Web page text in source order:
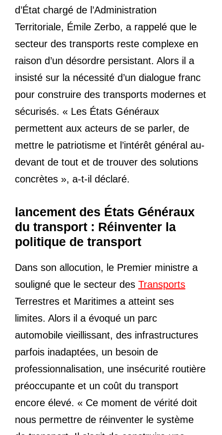
d’État chargé de l’Administration
Territoriale, Émile Zerbo, a rappelé que le
secteur des transports reste complexe en
raison d’un désordre persistant. Alors il a
insisté sur la nécessité d’un dialogue franc
pour construire des transports modernes et
sécurisés. « Les États Généraux
permettent aux acteurs de se parler, de
mettre le patriotisme et l’intérêt général au-
devant de tout et de trouver des solutions
concrètes », a-t-il déclaré.
lancement des États Généraux
du transport : Réinventer la
politique de transport
Dans son allocution, le Premier ministre a
souligné que le secteur des Transports
Terrestres et Maritimes a atteint ses
limites. Alors il a évoqué un parc
automobile vieillissant, des infrastructures
parfois inadaptées, un besoin de
professionnalisation, une insécurité routière
préoccupante et un coût du transport
encore élevé. « Ce moment de vérité doit
nous permettre de réinventer le système